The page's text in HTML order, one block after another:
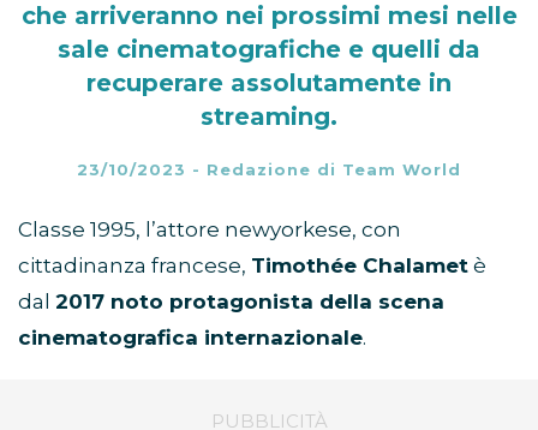
che arriveranno nei prossimi mesi nelle
sale cinematografiche e quelli da
recuperare assolutamente in
streaming.
23/10/2023 - Redazione di Team World
Classe 1995, l’attore newyorkese, con
cittadinanza francese, Timothée Chalamet è
dal 2017 noto protagonista della scena
cinematografica internazionale.